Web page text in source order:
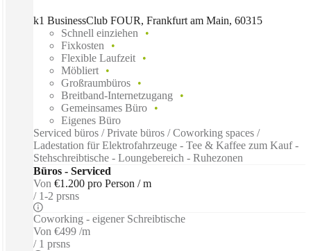
k1 BusinessClub FOUR, Frankfurt am Main, 60315
Schnell einziehen
Fixkosten
Flexible Laufzeit
Möbliert
Großraumbüros
Breitband-Internetzugang
Gemeinsames Büro
Eigenes Büro
Serviced büros / Private büros / Coworking spaces /
Ladestation für Elektrofahrzeuge - Tee & Kaffee zum Kauf -
Stehschreibtische - Loungebereich - Ruhezonen
Büros - Serviced
Von €1.200 pro Person / m
1-2 prsns
Coworking - eigener Schreibtische
Von €499 /m
1 prsns